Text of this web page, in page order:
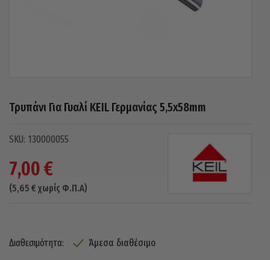
Τρυπάνι Για Γυαλί KEIL Γερμανίας 5,5x58mm
130000055
7,00€
(5,65 € χωρίς Φ.Π.Α)
Διαθεσιμότητα: Άμεσα διαθέσιμο